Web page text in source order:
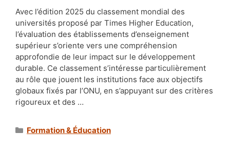
Avec l’édition 2025 du classement mondial des
universités proposé par Times Higher Education,
l’évaluation des établissements d’enseignement
supérieur s’oriente vers une compréhension
approfondie de leur impact sur le développement
durable. Ce classement s’intéresse particulièrement
au rôle que jouent les institutions face aux objectifs
globaux fixés par l’ONU, en s’appuyant sur des critères
rigoureux et des …
Catégories
Formation & Éducation